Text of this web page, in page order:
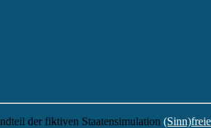
der fiktiven Staatensimulation